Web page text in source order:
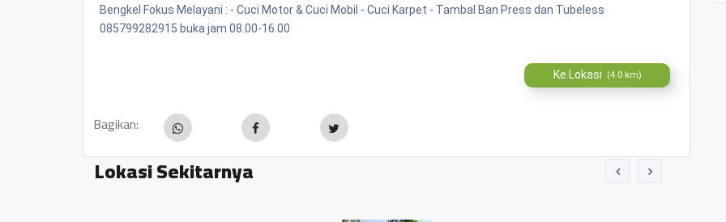
Bengkel Fokus Melayani : - Cuci Motor & Cuci Mobil - Cuci Karpet - Tambal Ban Press dan Tubeless
085799282915 buka jam 08.00-16.00
Ke Lokasi (4.0 km)
Bagikan:
Lokasi Sekitarnya